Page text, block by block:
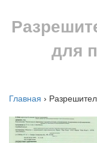
для
Главная ›